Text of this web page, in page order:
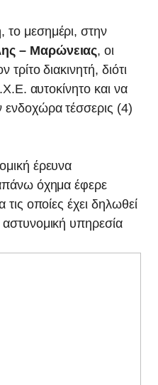
, το μεσημέρι, στην
– Μαρώνειας, οι
διακινητή, διότι
αυτοκίνητο και να
ενδοχώρα τέσσερις (4)
έρευνα
όχημα έφερε
τις οποίες έχει δηλωθεί
υπηρεσία